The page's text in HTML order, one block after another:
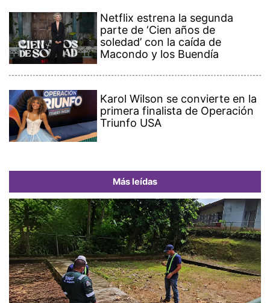
Netflix estrena la segunda
parte de ‘Cien años de
soledad’ con la caída de
Macondo y los Buendía
Karol Wilson se convierte en la
primera finalista de Operación
Triunfo USA
Más leídas